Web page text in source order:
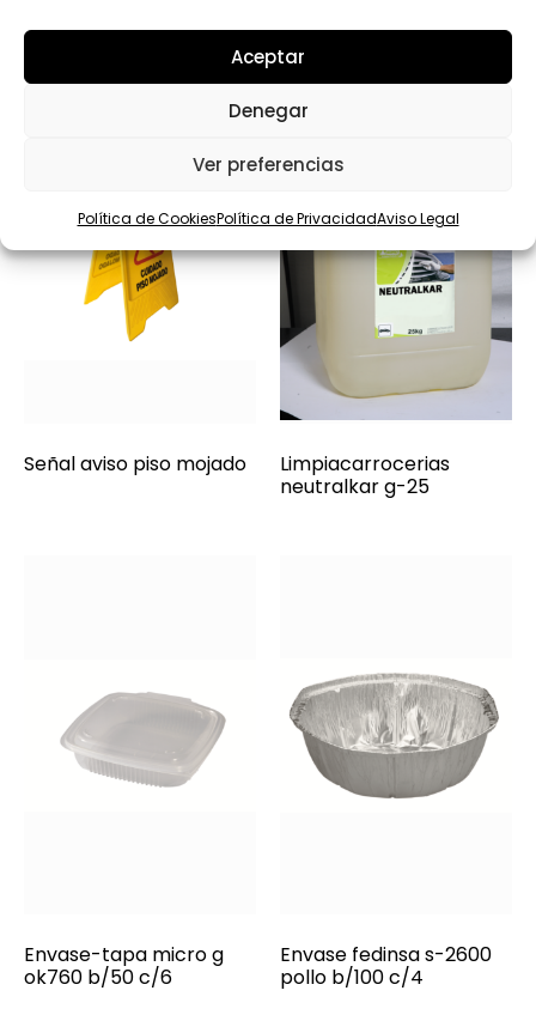
Aceptar
Denegar
Ver preferencias
Política de CookiesPolítica de PrivacidadAviso Legal
Productos relacionados
Señal aviso piso mojado
Limpiacarrocerias
neutralkar g-25
Envase-tapa micro g
ok760 b/50 c/6
Envase fedinsa s-2600
pollo b/100 c/4